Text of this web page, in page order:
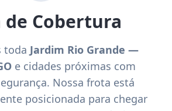
de Cobertura
toda Jardim Rio Grande —
e cidades próximas com
Nossa frota está
posicionada para chegar